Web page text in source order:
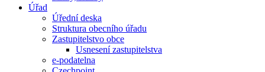
Úřad
Úřední deska
Struktura obecního úřadu
Zastupitelstvo obce
Usnesení zastupitelstva
e-podatelna